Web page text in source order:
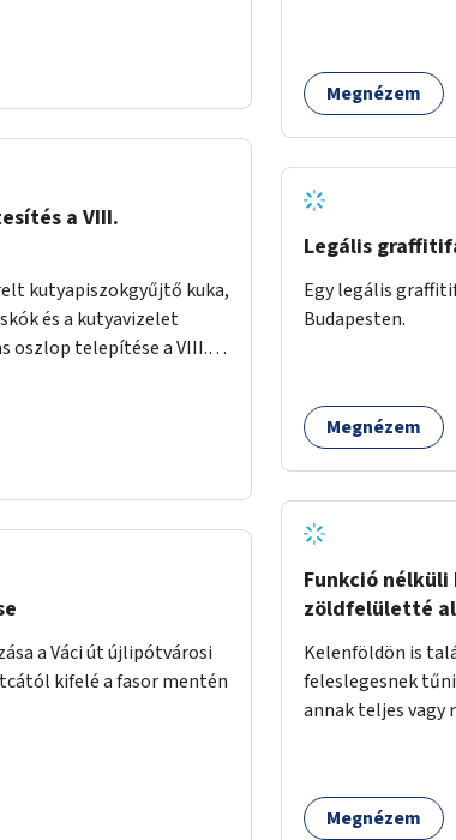
a VIII.
kutyapiszokgyűjtő kuka,
és a kutyavizelet
oszlop telepítése a VIII.
a Váci út újlipótvárosi
kifelé a fasor mentén
számára az
Megnézem
Legális
Egy legális
Budapesten.
Megnézem
Funkció
zöldfelületté
Kelenföldön is
feleslegesnek
annak teljes vagy
közötti, vagy a
utca közötti
Megnézem